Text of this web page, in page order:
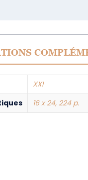
XXI
16 x 24, 224 p.